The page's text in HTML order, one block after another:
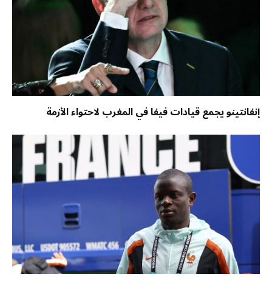
إنفانتينو يجمع قيادات فيفا في المغرب لاحتواء الأزمة